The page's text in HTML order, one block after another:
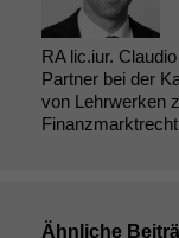
RA lic.iur.
Partner bei der
von Lehrwerken
Ähnliche